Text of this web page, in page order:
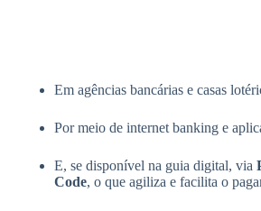
Em agências bancárias e casas
Por meio de internet banking e
E, se disponível na guia digital, via
Code, o que agiliza e facilita o